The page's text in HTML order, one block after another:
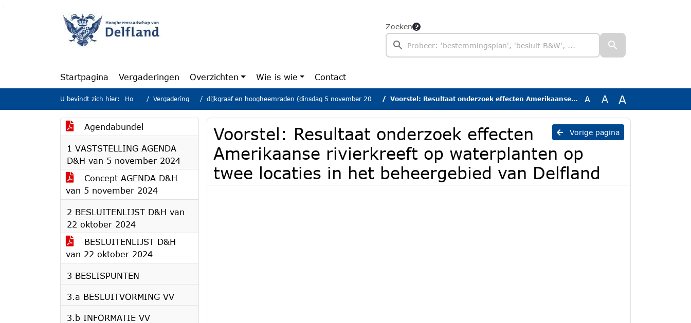
Ga naar de inhoud van deze pagina
Ga naar het zoeken
Ga naar het menu
Zoeken
Startpagina Vergaderingen Overzichten Wie is wie Contact
U bevindt zich hier: Home Vergaderingen dijkgraaf en hoogheemraden (dinsdag 5 november 2024) Voorstel: Resultaat onderzoek effecten Amerikaanse rivierkreeft op waterplanten op twee locaties in het beheergebied van Delfland A A A
Agendabundel
1 VASTSTELLING AGENDA
D&H van 5 november 2024
Concept AGENDA D&H
van 5 november 2024
2 BESLUITENLIJST D&H van
22 oktober 2024
BESLUITENLIJST D&H
van 22 oktober 2024
3 BESLISPUNTEN
3.a BESLUITVORMING VV
3.b INFORMATIE VV
Vorige pagina
Voorstel: Resultaat onderzoek effecten
Amerikaanse rivierkreeft op waterplanten op
twee locaties in het beheergebied van Delfland